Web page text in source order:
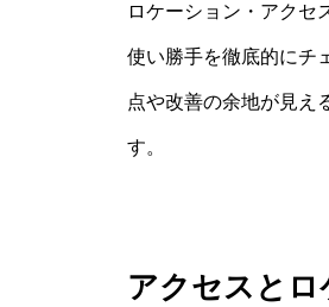
ロケーション・アクセ
使い勝手を徹底的にチ
点や改善の余地が見え
す。
アクセスとロ